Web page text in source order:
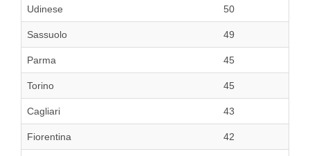
Udinese 50
Sassuolo 49
Parma 45
Torino 45
Cagliari 43
Fiorentina 42